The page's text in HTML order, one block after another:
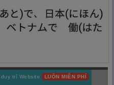
duy trì Website
LUÔN MIỄN PHÍ